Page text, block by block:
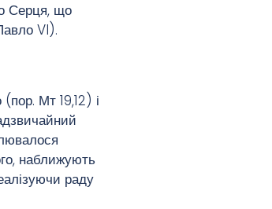
Серця, що
VI).
Мт 19,12) і
наближують
раду